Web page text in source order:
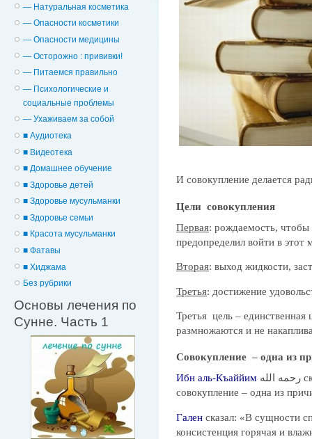
— Натуральная косметика
— Опасности косметики
— Опасности медицины
— Осторожно : прививки!
— Питаемся правильно
— Психологические и
cоциальные проблемы
— Ухаживаем за собой
■ Аудиотека
■ Видеотека
■ Домашнее обучение
■ Здоровье детей
■ Здоровье мусульманки
■ Здоровье семьи
■ Красота мусульманки
■ Фатавы
■ Хиджама
Без рубрики
Основы лечения по
Сунне. Часть 1
И совокупление делается
Цели совокупления
Первая: рождаемость, чтобы
предопределил войти в этот
Вторая: выход жидкости,
Третья: достижение
Третья цель – единственная
размножаются и не
Совокупление – одна из
Ибн аль-Къаййим
совокупление – одна из
Гален сказал: «В сущности
консистенция горячая и